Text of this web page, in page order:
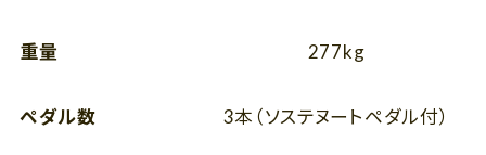
重量 277kg
ペダル数 3本（ソステヌートペダル付）